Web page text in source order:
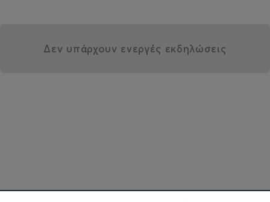
Δεν υπάρχουν ενεργές εκδηλώσεις